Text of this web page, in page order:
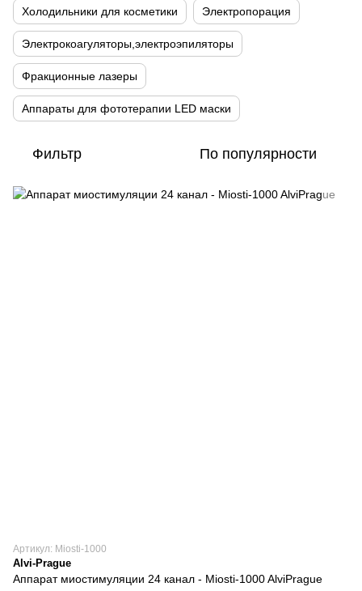
Холодильники для косметики Электропорация
Электрокоагуляторы,электроэпиляторы
Фракционные лазеры
Аппараты для фототерапии LED маски
Фильтр По популярности
Артикул: Miosti-1000
Alvi-Prague
Аппарат миостимуляции 24 канал - Miosti-1000 AlviPrague